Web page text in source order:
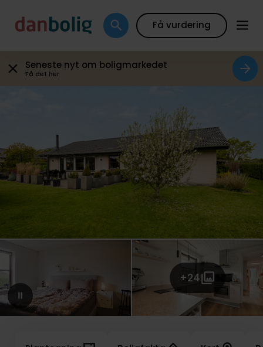
Få vurdering
Seneste nyt om boligmarkedet
Få det her
+24
Galleri Plantegning Boligfakta Kort